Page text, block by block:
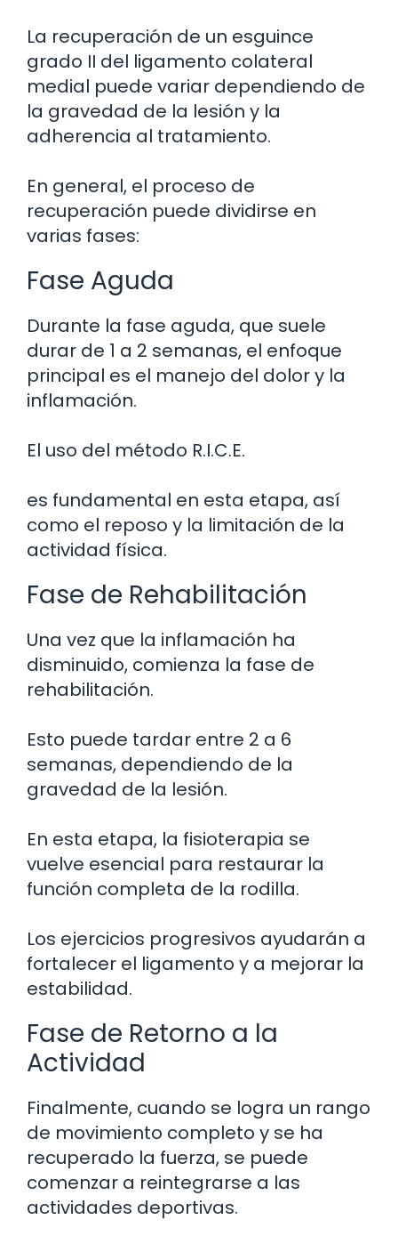
La recuperación de un esguince
grado II del ligamento colateral
medial puede variar dependiendo de
la gravedad de la lesión y la
adherencia al tratamiento.
En general, el proceso de
recuperación puede dividirse en
varias fases:
Fase Aguda
Durante la fase aguda, que suele
durar de 1 a 2 semanas, el enfoque
principal es el manejo del dolor y la
inflamación.
El uso del método R.I.C.E.
es fundamental en esta etapa, así
como el reposo y la limitación de la
actividad física.
Fase de Rehabilitación
Una vez que la inflamación ha
disminuido, comienza la fase de
rehabilitación.
Esto puede tardar entre 2 a 6
semanas, dependiendo de la
gravedad de la lesión.
En esta etapa, la fisioterapia se
vuelve esencial para restaurar la
función completa de la rodilla.
Los ejercicios progresivos ayudarán a
fortalecer el ligamento y a mejorar la
estabilidad.
Fase de Retorno a la
Actividad
Finalmente, cuando se logra un rango
de movimiento completo y se ha
recuperado la fuerza, se puede
comenzar a reintegrarse a las
actividades deportivas.